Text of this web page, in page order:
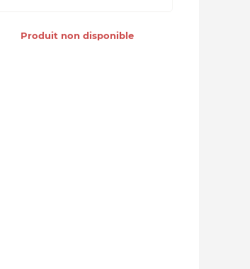
Produit non disponible